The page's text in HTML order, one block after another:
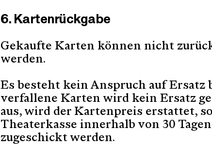
6. Kartenrückgabe
Gekaufte Karten können nicht
werden.
Es besteht kein Anspruch auf
verfallene Karten wird kein Ersatz
aus, wird der Kartenpreis erstattet,
Theaterkasse innerhalb von 30
zugeschickt werden.